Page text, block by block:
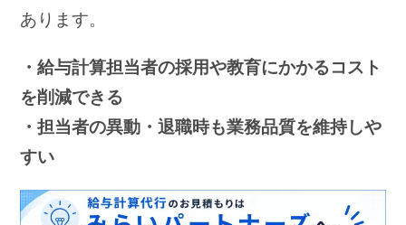
あります。
・給与計算担当者の採用や教育にかかるコスト
を削減できる
・担当者の異動・退職時も業務品質を維持しや
すい